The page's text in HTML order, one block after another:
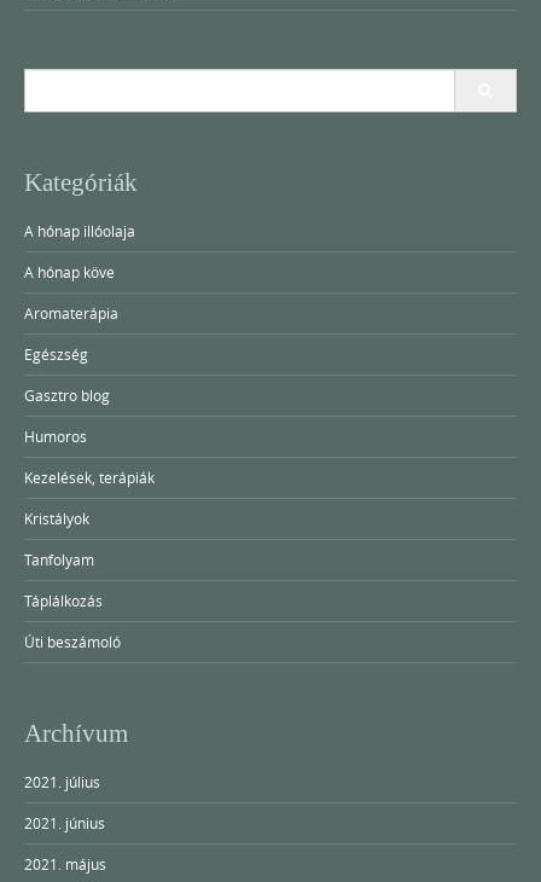
Kategóriák
A hónap illóolaja
A hónap köve
Aromaterápia
Egészség
Gasztro blog
Humoros
Kezelések, terápiák
Kristályok
Tanfolyam
Táplálkozás
Úti beszámoló
Archívum
2021. július
2021. június
2021. május